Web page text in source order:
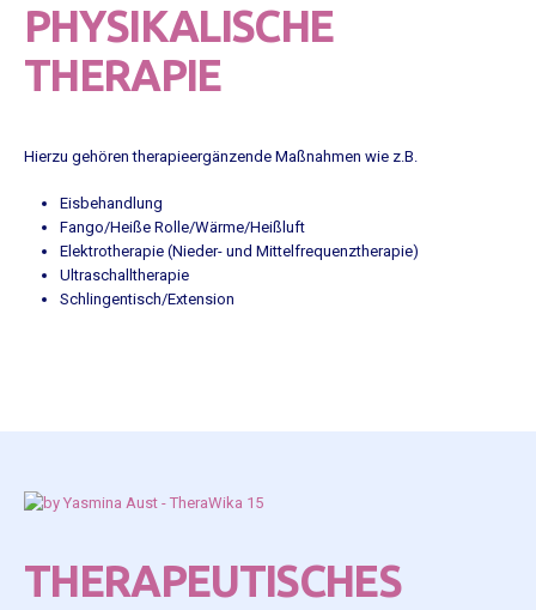
PHYSIKALISCHE
THERAPIE
Hierzu gehören therapieergänzende Maßnahmen wie z.B.
Eisbehandlung
Fango/Heiße Rolle/Wärme/Heißluft
Elektrotherapie (Nieder- und Mittelfrequenztherapie)
Ultraschalltherapie
Schlingentisch/Extension
THERAPEUTISCHES